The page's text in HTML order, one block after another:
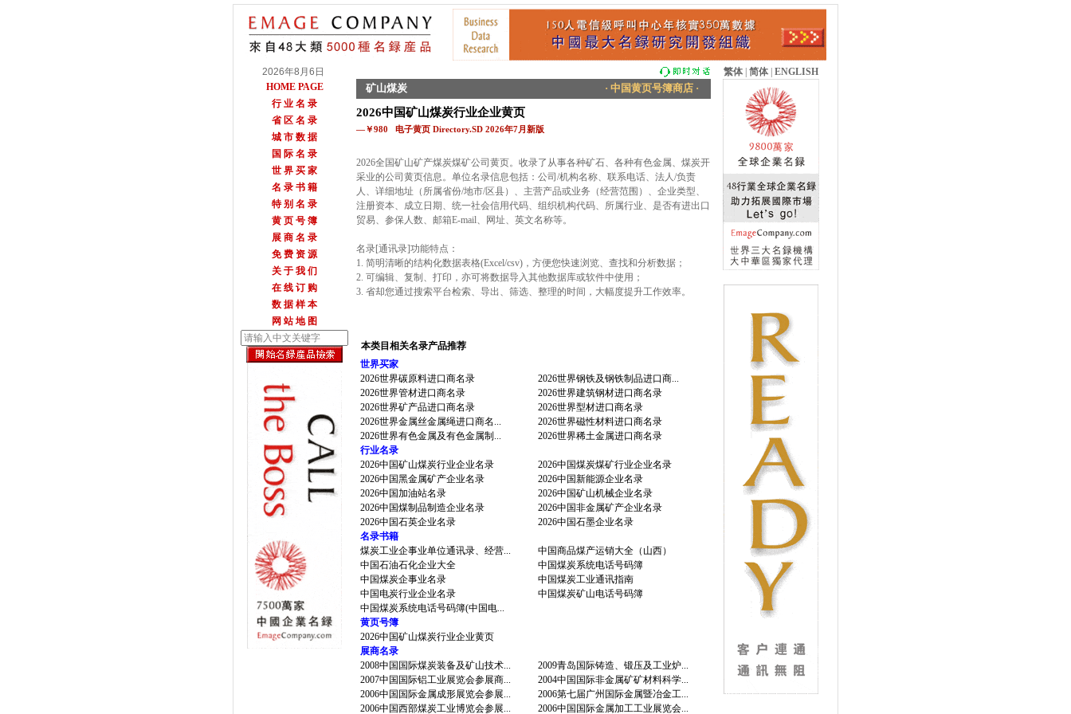
2026年8月6日 繁体 简体 ENGLISH
HOME PAGE
行 业 名 录
省 区 名 录
城 市 数 据
国 际 名 录
世 界 买 家
名 录 书 籍
特 别 名 录
黄 页 号 簿
展 商 名 录
免 费 资 源
关 于 我 们
在 线 订 购
数 据 样 本
网 站 地 图
矿山煤炭 · 中国黄页号簿商店 ·
2026中国矿山煤炭行业企业黄页
—￥980 电子黄页 Directory.SD 2026年7月新版
2026全国矿山矿产煤炭煤矿公司黄页。收录了从事各种矿石、各种有色金属、煤炭开
采业的公司黄页信息。单位名录信息包括：公司/机构名称、联系电话、法人/负责
人、详细地址（所属省份/地市/区县）、主营产品或业务（经营范围）、企业类型、
注册资本、成立日期、统一社会信用代码、组织机构代码、所属行业、是否有进出口
贸易、参保人数、邮箱E-mail、网址、英文名称等。
名录[通讯录]功能特点：
1. 简明清晰的结构化数据表格(Excel/csv)，方便您快速浏览、查找和分析数据；
2. 可编辑、复制、打印，亦可将数据导入其他数据库或软件中使用；
3. 省却您通过搜索平台检索、导出、筛选、整理的时间，大幅度提升工作效率。
本类目相关名录产品推荐
世界买家
2026世界碳原料进口商名录
2026世界钢铁及钢铁制品进口商...
2026世界管材进口商名录
2026世界建筑钢材进口商名录
2026世界矿产品进口商名录
2026世界型材进口商名录
2026世界金属丝金属绳进口商名...
2026世界磁性材料进口商名录
2026世界有色金属及有色金属制...
2026世界稀土金属进口商名录
行业名录
2026中国矿山煤炭行业企业名录
2026中国煤炭煤矿行业企业名录
2026中国黑金属矿产企业名录
2026中国新能源企业名录
2026中国加油站名录
2026中国矿山机械企业名录
2026中国煤制品制造企业名录
2026中国非金属矿产企业名录
2026中国石英企业名录
2026中国石墨企业名录
名录书籍
煤炭工业企事业单位通讯录、经营...
中国商品煤产运销大全（山西）
中国石油石化企业大全
中国煤炭系统电话号码簿
中国煤炭企事业名录
中国煤炭工业通讯指南
中国电炭行业企业名录
中国煤炭矿山电话号码簿
中国煤炭系统电话号码簿(中国电...
黄页号簿
2026中国矿山煤炭行业企业黄页
展商名录
2008中国国际煤炭装备及矿山技术...
2009青岛国际铸造、锻压及工业炉...
2007中国国际铝工业展览会参展商...
2004中国国际非金属矿矿材料科学...
2006中国国际金属成形展览会参展...
2006第七届广州国际金属暨冶金工...
2006中国西部煤炭工业博览会参展...
2006中国国际金属加工工业展览会...